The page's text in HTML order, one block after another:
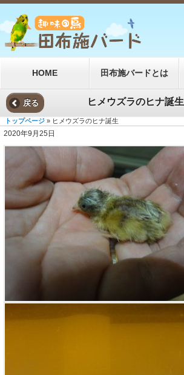
HOME 田布施バードとは
戻る ヒメウズラのヒナ誕生
トップページ » ヒメウズラのヒナ誕生
2020年9月25日